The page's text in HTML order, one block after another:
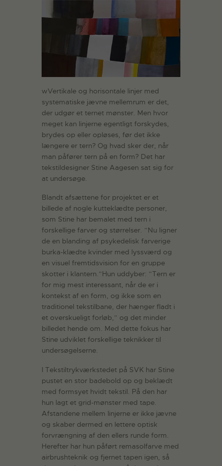
wVertikale og horisontale linjer med
systematiske jævne mellemrum er det,
der udgør et ternet mønster. Men hvor
meget kan linjerne egentligt forskydes,
brydes op eller opløses, før det ikke
længere er tern? Og hvad sker der, når
man påfører tern på en form? Det har
tekstildesigner Stine Aagesen sat sig for
at undersøge.
Blandt afsættene for projektet er et
billede af nogle kutteklædte personer,
som Stine har bemalet med tern i
forskellige farver og størrelser. ”Nu ligner
de en blanding af psykedelisk farverige
burka-klædte kvinder med lyssværd og
en visuel fremtidsvision for en gruppe
skotter i klantern.”Hun uddyber: ”Tern er
for mig mest interessant, når de er i
kontekst af en form, og ikke som en
traditionel tekstilbane, der hænger fladt i
et overskueligt forløb,” og det minder
billedet hende om. Med dette fokus har
Stine udviklet forskellige teknikker til
undersøgelserne.
I Tekstiltrykværkstedet på SVK har Stine
pustet en stor badebold op og beklædt
med formsyet hvidt tekstil. På den har
hun lagt et grid-mønster med tape.
Afstandene mellem linjerne er ikke jævne
og skaber dermed en lettere optisk
forvrængning af den ellers runde form.
Herefter har hun påført remasolfarve med
airbrushteknik og fjernet tapen igen, så